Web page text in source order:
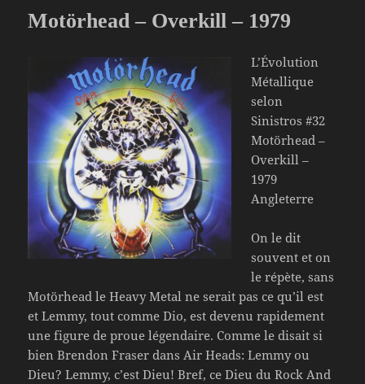
Motörhead – Overkill – 1979
L’Évolution
Métallique
selon
Sinistros #32
Motörhead –
Overkill –
1979
Angleterre
On le dit
souvent et on
le répète, sans
Motörhead le Heavy Metal ne serait pas ce qu’il est
et Lemmy, tout comme Dio, est devenu rapidement
une figure de proue légendaire. Comme le disait si
bien Brendon Fraser dans Air Heads: Lemmy ou
Dieu? Lemmy, c’est Dieu! Bref, ce Dieu du Rock And